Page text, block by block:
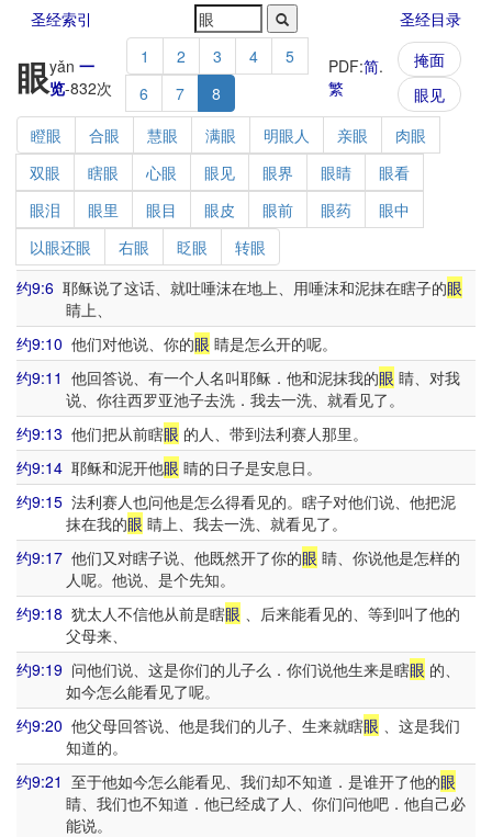
圣经索引 圣经目录
眼yǎn 一
览-832次
1 2 3 4
5
6
7 8
PDF:简.
繁
掩面
眼见
瞪眼
合眼 慧眼 满眼 明眼人 亲眼
肉眼
双眼
瞎眼 心眼 眼见 眼界 眼睛
眼看
眼泪
眼里 眼目 眼皮 眼前 眼药
眼中
以眼还眼
右眼 眨眼
转眼
约9:6 耶稣说了这话、就吐唾沫在地上、用唾沫和泥抹在瞎子的眼
睛上、
约9:10 他们对他说、你的眼 睛是怎么开的呢。
约9:11 他回答说、有一个人名叫耶稣．他和泥抹我的眼 睛、对我
说、你往西罗亚池子去洗．我去一洗、就看见了。
约9:13 他们把从前瞎眼 的人、带到法利赛人那里。
约9:14 耶稣和泥开他眼 睛的日子是安息日。
约9:15 法利赛人也问他是怎么得看见的。瞎子对他们说、他把泥
抹在我的眼 睛上、我去一洗、就看见了。
约9:17 他们又对瞎子说、他既然开了你的眼 睛、你说他是怎样的
人呢。他说、是个先知。
约9:18 犹太人不信他从前是瞎眼 、后来能看见的、等到叫了他的
父母来、
约9:19 问他们说、这是你们的儿子么．你们说他生来是瞎眼 的、
如今怎么能看见了呢。
约9:20 他父母回答说、他是我们的儿子、生来就瞎眼 、这是我们
知道的。
约9:21 至于他如今怎么能看见、我们却不知道．是谁开了他的眼
睛、我们也不知道．他已经成了人、你们问他吧．他自己必
能说。